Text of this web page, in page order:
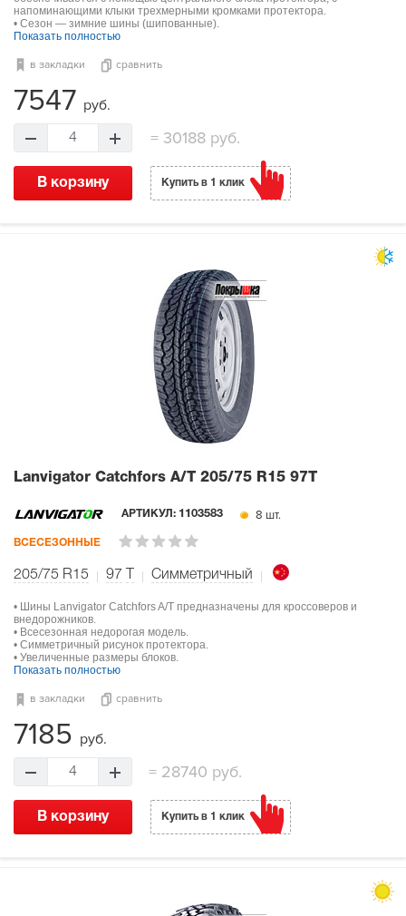
напоминающими клыки трехмерными кромками протектора.
• Сезон — зимние шины (шипованные).
Показать полностью
в закладки сравнить
7547 руб.
4 = 30188 руб.
В корзину Купить в 1 клик
Lanvigator Catchfors A/T 205/75 R15 97T
АРТИКУЛ: 1103583 8 шт.
ВСЕСЕЗОННЫЕ
205/75 R15 97 Симметричный
• Шины Lanvigator Catchfors A/T предназначены для кроссоверов и
внедорожников.
• Всесезонная недорогая модель.
• Симметричный рисунок протектора.
• Увеличенные размеры блоков.
Показать полностью
в закладки сравнить
7185 руб.
4 = 28740 руб.
В корзину Купить в 1 клик